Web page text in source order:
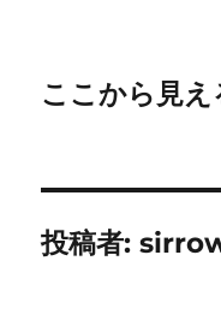
ここから見え
投稿者: